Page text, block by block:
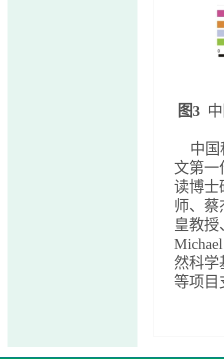
图3
中
文第一
读博士
师、
皇教
然科学
等项目